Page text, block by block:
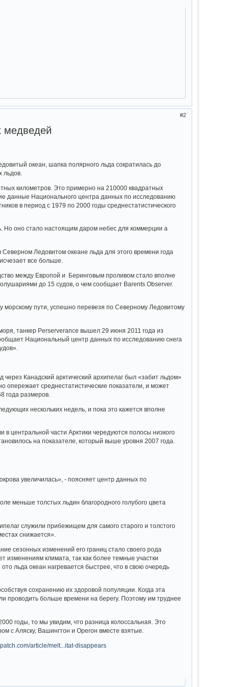
2
медведей
океан, шапка полярного льда сократилась до
километров. Это примерно на 210000 квадратных
данные Национального центра данных по исследованию
в период с 1979 по 2000 годы среднестатистического
Но оно стало настоящим даром небес для коммерции а
Ледовитом океане льда для этого времени года
все больше.
между Европой и Беринговым проливом стало вполне
до 15 судов, о чем сообщает Barents Observer.
пути, успешно перевезя по Северному Ледовитому
танкер Perserverance вышел 29 июня 2011 года из
Национальный центр данных по исследованию снега
Канадский арктический архипелаг был «забит льдом»
опережает среднестатистические показатели, и может
года размеров.
нескольких недель, и пока это кажется вполне
центральной части Арктики чередуются полосы низкого
на показателе, который выше уровня 2007 года.
увеличилась», - поясняет центр данных по
меньше толстых льдин благородного голубого цвета
служили прибежищем для самого старого и толстого
снижается».
сезонных изменений его границ стало своего рода
изменениям климата, так как более темные участки
льда океан нагревается быстрее, что в свою очередь
сохранению их здоровой популяции. Когда эта
проводить больше времени на берегу. Поэтому им труднее
годы, то мы увидим, что разница колоссальная. Это
с Аляску, Вашингтон и Орегон вместе взятые.
article/melt...itat-disappears